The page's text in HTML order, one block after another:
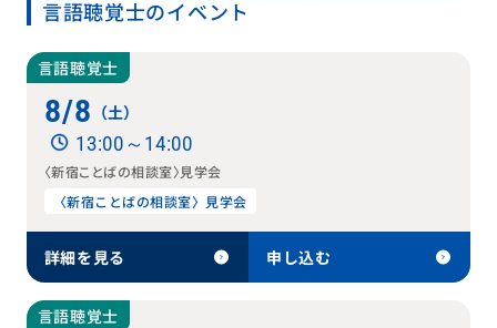
言語聴覚士のイベント
言語聴覚士
8/8 （土）
13:00～14:00
〈新宿ことばの相談室〉見学会
〈新宿ことばの相談室〉見学会
詳細を見る 申し込む
言語聴覚士